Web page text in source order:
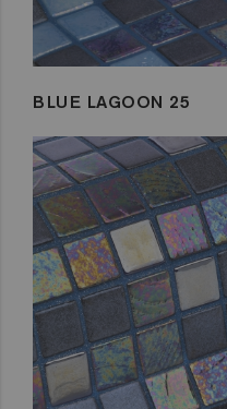
BLUE LAGOON 25